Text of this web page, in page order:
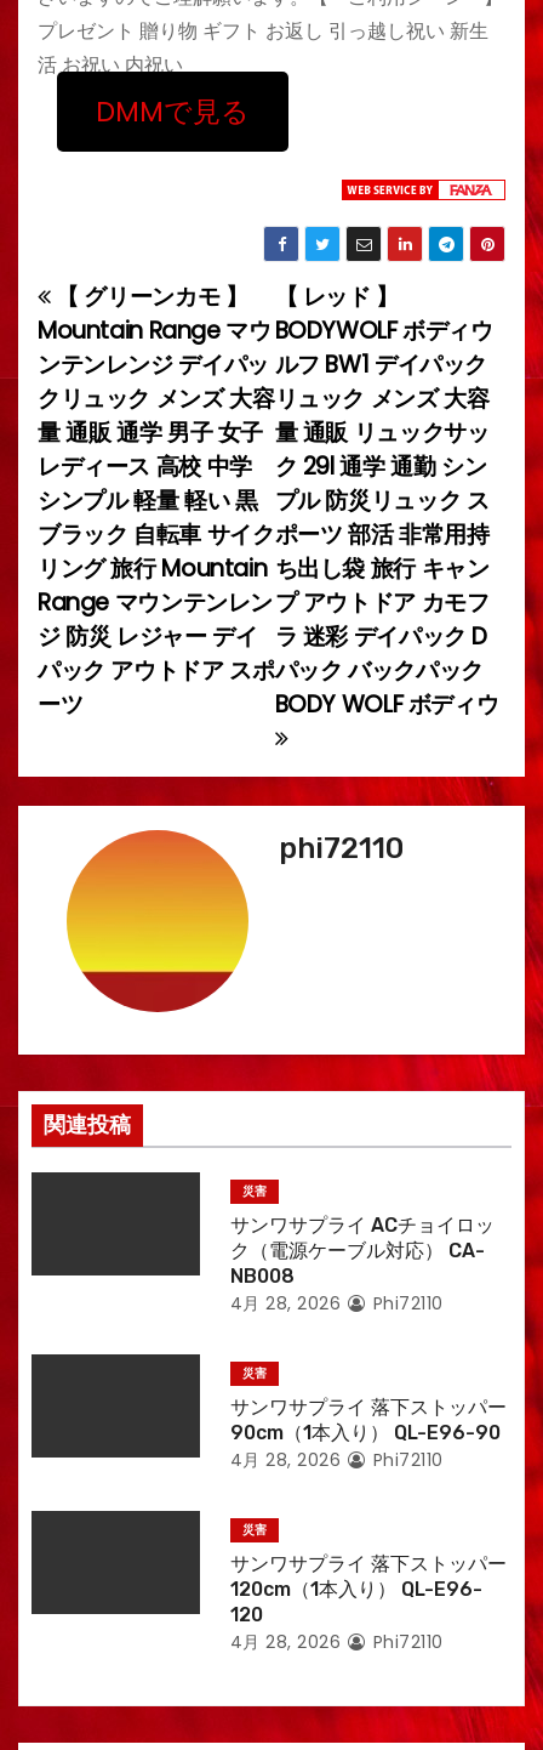
プレゼント 贈り物 ギフト お返し 引っ越し祝い 新生
活 お祝い 内祝い
DMMで見る
投
稿
ナ
ビ
ゲ
ー
シ
ョ
ン
【 レッド 】
BODYWOLF ボディウ
ルフ BW1 デイパック
リュック メンズ 大容
量 通販 リュックサッ
ク 29l 通学 通勤 シン
プル 防災リュック ス
ポーツ 部活 非常用持
ち出し袋 旅行 キャン
プ アウトドア カモフ
ラ 迷彩 デイパック D
パック バックパック
BODY WOLF ボディウ
【 グリーンカモ 】
Mountain Range マウ
ンテンレンジ デイパッ
クリュック メンズ 大容
量 通販 通学 男子 女子
レディース 高校 中学
シンプル 軽量 軽い 黒
ブラック 自転車 サイク
リング 旅行 Mountain
Range マウンテンレン
ジ 防災 レジャー デイ
パック アウトドア スポ
ーツ
phi72110
関連投稿
災害
サンワサプライ ACチョイロッ
ク（電源ケーブル対応） CA-
NB008
4月 28, 2026 Phi72110
災害
サンワサプライ 落下ストッパー
90cm（1本入り） QL-E96-90
4月 28, 2026 Phi72110
災害
サンワサプライ 落下ストッパー
120cm（1本入り） QL-E96-
120
4月 28, 2026 Phi72110